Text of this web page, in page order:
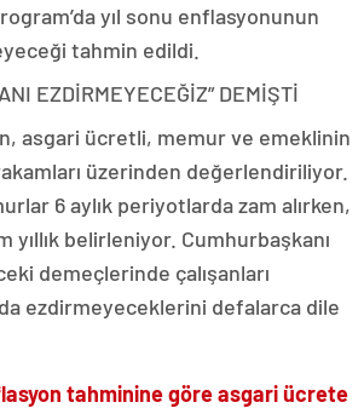
yıl sonu enflasyonunun
tahmin edildi.
EZDİRMEYECEĞİZ” DEMİŞTİ
asgari ücretli, memur ve emeklinin
üzerinden değerlendiriliyor.
6 aylık periyotlarda zam alırken,
yıllık belirleniyor. Cumhurbaşkanı
demeçlerinde çalışanları
ezdirmeyeceklerini defalarca dile
tahminine göre asgari ücrete